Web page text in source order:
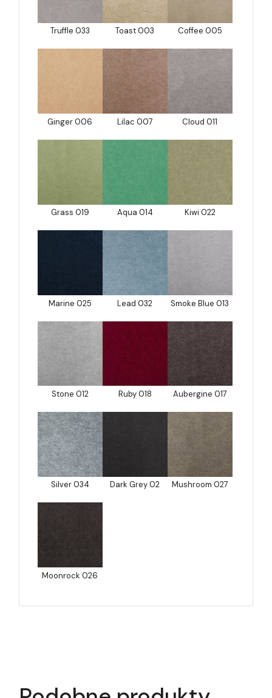
Truffle 033 Toast 003 Coffee 005
Ginger 006 Lilac 007 Cloud 011
Grass 019 Aqua 014 Kiwi 022
Marine 025 Lead 032 Smoke Blue 013
Stone 012 Ruby 018 Aubergine 017
Silver 034 Dark Grey 02 Mushroom 027
Moonrock 026